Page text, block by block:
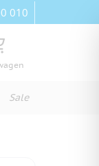
010
is empty
winkelwagen,
Sale